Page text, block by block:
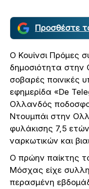
Προσθέστε
Ο Κουίνσι Πρόμες
δημοσιότητα στην
σοβαρές ποινικές
εφημερίδα «De
Ολλανδός
Ντουμπάι στην
φυλάκισης 7,5
ναρκωτικών και
Ο πρώην παίκτης
Μόσχας είχε
περασμένη